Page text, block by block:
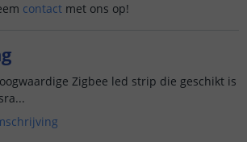
contact met ons op!
Zigbee led strip die geschikt is